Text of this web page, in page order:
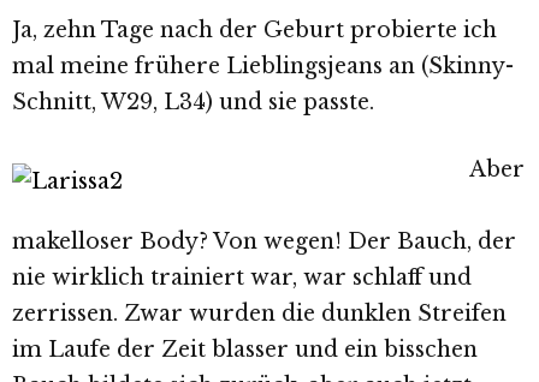
Ja, zehn Tage nach der Geburt probierte ich
mal meine frühere Lieblingsjeans an (Skinny-
Schnitt, W29, L34) und sie passte.
Aber
makelloser Body? Von wegen! Der Bauch, der
nie wirklich trainiert war, war schlaff und
zerrissen. Zwar wurden die dunklen Streifen
im Laufe der Zeit blasser und ein bisschen